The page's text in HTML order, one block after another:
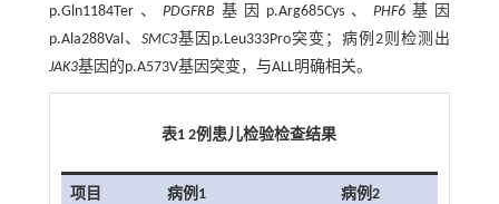
p.Gln1184Ter、 PDGFRB 基因p.Arg685Cys、PHF6 基因
p.Ala288Val、 SMC3基因p.Leu333Pro突变；病例2则检测出
JAK3基因的p.A573V基因突变，与ALL明确相关。
表1 2例患儿检验检查结果
项目 病例1 病例2